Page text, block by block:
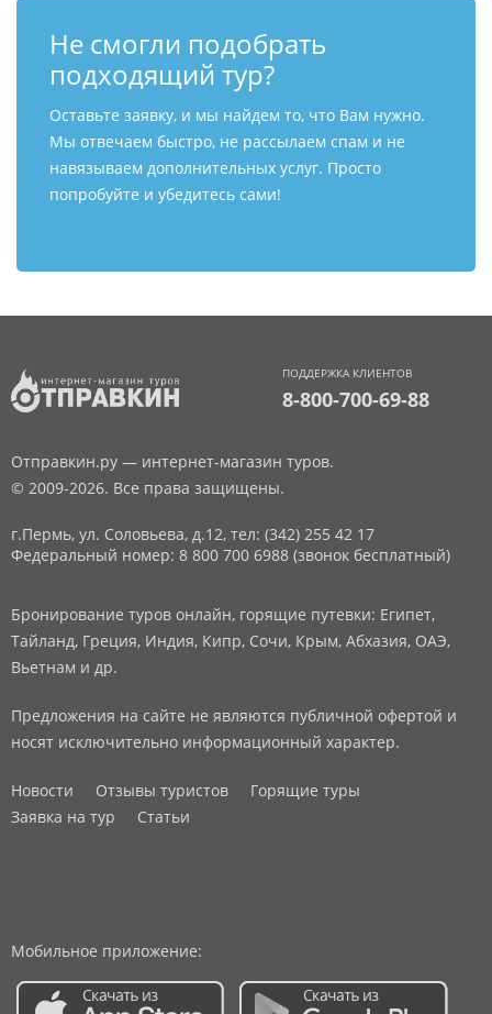
Не смогли подобрать
подходящий тур?
Оставьте заявку, и мы найдем то, что Вам нужно.
Мы отвечаем быстро, не рассылаем спам и не
навязываем дополнительных услуг. Просто
попробуйте и убедитесь сами!
ПОДДЕРЖКА КЛИЕНТОВ
8-800-700-69-88
Отправкин.ру — интернет-магазин туров.
© 2009-2026. Все права защищены.
г.Пермь, ул. Соловьева, д.12, тел: (342) 255 42 17
Федеральный номер: 8 800 700 6988 (звонок бесплатный)
Бронирование туров онлайн, горящие путевки: Египет,
Тайланд, Греция, Индия, Кипр, Сочи, Крым, Абхазия, ОАЭ,
Вьетнам и др.
Предложения на сайте не являются публичной офертой и
носят исключительно информационный характер.
Новости Отзывы туристов
Горящие туры
Заявка на тур
Статьи
Мобильное приложение: